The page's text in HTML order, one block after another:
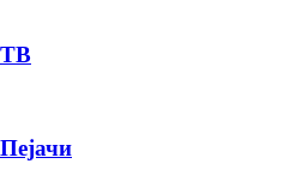
ТВ
Пејачи